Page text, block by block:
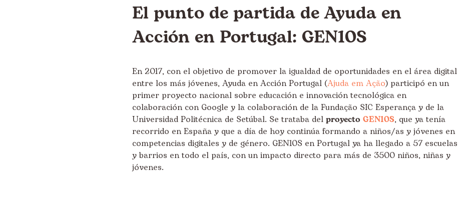
El punto de partida de Ayuda en
Acción en Portugal: GEN10S
En 2017, con el objetivo de promover la igualdad de oportunidades en el área digital
entre los más jóvenes, Ayuda en Acción Portugal (Ajuda em Ação) participó en un
primer proyecto nacional sobre educación e innovación tecnológica en
colaboración con Google y la colaboración de la Fundação SIC Esperança y de la
Universidad Politécnica de Setúbal. Se trataba del proyecto GEN10S, que ya tenía
recorrido en España y que a día de hoy continúa formando a niños/as y jóvenes en
competencias digitales y de género. GEN10S en Portugal ya ha llegado a 57 escuelas
y barrios en todo el país, con un impacto directo para más de 3500 niños, niñas y
jóvenes.